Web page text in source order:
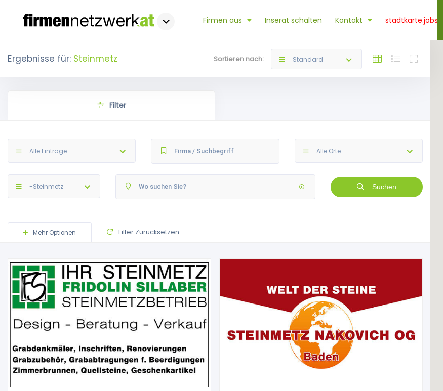
Firmen aus Inserat schalten Kontakt stadtkarte.jobs
Ergebnisse für: Steinmetz Sortieren nach: Standard
Filter
Alle Einträge Alle Orte
-Steinmetz Suchen
Mehr Optionen Filter Zurücksetzen